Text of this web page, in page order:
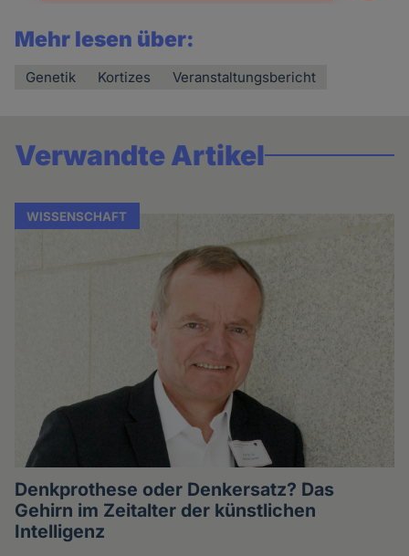
Mehr lesen über:
Genetik Kortizes Veranstaltungsbericht
Verwandte Artikel
WISSENSCHAFT
Denkprothese oder Denkersatz? Das
Gehirn im Zeitalter der künstlichen
Intelligenz